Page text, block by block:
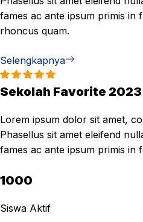
fames ac ante ipsum primis in
rhoncus quam.
Selengkapnya
Sekolah Favorite
Lorem ipsum dolor sit amet,
Phasellus sit amet eleifend
fames ac ante ipsum primis in
1000
Siswa Aktif